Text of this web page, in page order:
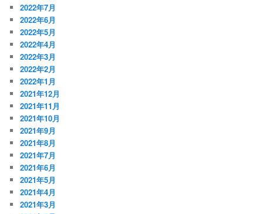
2022年7月
2022年6月
2022年5月
2022年4月
2022年3月
2022年2月
2022年1月
2021年12月
2021年11月
2021年10月
2021年9月
2021年8月
2021年7月
2021年6月
2021年5月
2021年4月
2021年3月